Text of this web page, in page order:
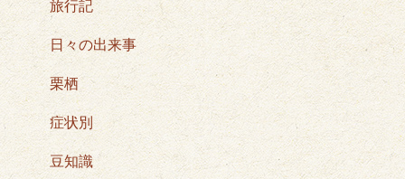
旅行記
日々の出来事
栗栖
症状別
豆知識